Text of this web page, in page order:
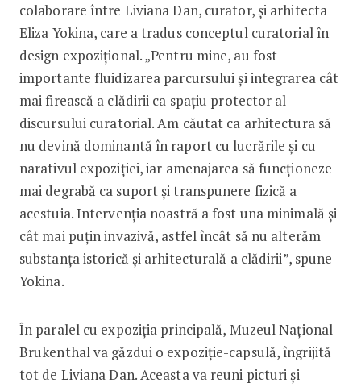
colaborare între Liviana Dan, curator, și arhitecta
Eliza Yokina, care a tradus conceptul curatorial în
design expozițional. „Pentru mine, au fost
importante fluidizarea parcursului și integrarea cât
mai firească a clădirii ca spațiu protector al
discursului curatorial. Am căutat ca arhitectura să
nu devină dominantă în raport cu lucrările și cu
narativul expoziției, iar amenajarea să funcționeze
mai degrabă ca suport și transpunere fizică a
acestuia. Intervenția noastră a fost una minimală și
cât mai puțin invazivă, astfel încât să nu alterăm
substanța istorică și arhitecturală a clădirii”, spune
Yokina.
În paralel cu expoziția principală, Muzeul Național
Brukenthal va găzdui o expoziție-capsulă, îngrijită
tot de Liviana Dan. Aceasta va reuni picturi și